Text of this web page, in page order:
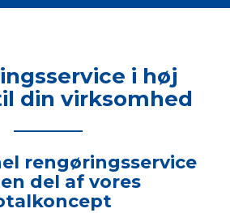
i høj
din virksomhed
rengøringsservice
del af vores